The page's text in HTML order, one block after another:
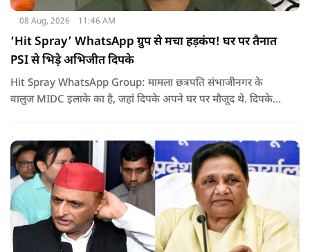
08 Aug, 2026 11:46 AM
‘Hit Spray’ WhatsApp ग्रुप से मचा हड़कंप! घर पर तैनात
PSI से भिड़े अभिजीत दिपके
Hit Spray WhatsApp Group: मामला छत्रपति संभाजीनगर के
वालुज MIDC इलाके का है, जहां दिपके अपने घर पर मौजूद थे. दिपके
को लेकर दिपके की पुलिस अधिकारी से तीखी बहस हो गई.